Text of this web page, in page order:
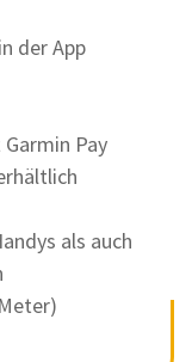
der App
Pay
als auch